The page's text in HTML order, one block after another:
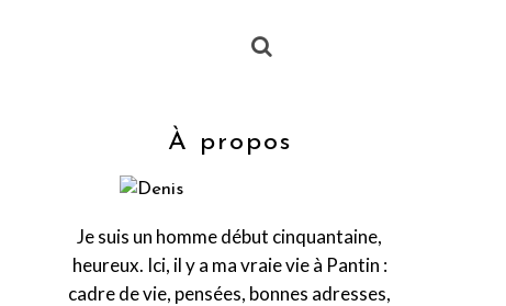
À propos
Je suis un homme début cinquantaine,
heureux. Ici, il y a ma vraie vie à Pantin :
cadre de vie, pensées, bonnes adresses,